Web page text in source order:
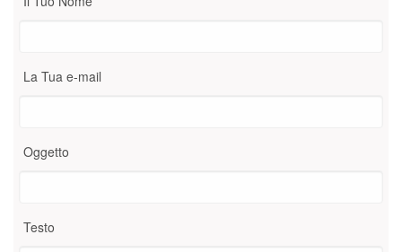
La Tua e-mail
Oggetto
Testo